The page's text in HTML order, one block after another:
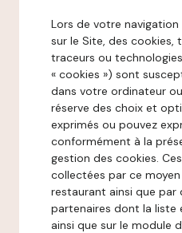
Lors de votre
sur le Site, des cookies,
traceurs ou
« cookies ») sont
dans votre ordinateur
réserve des choix et
exprimés ou pouvez
conformément à la
gestion des cookies.
collectées par ce
restaurant ainsi que
partenaires dont la liste
ainsi que sur le module